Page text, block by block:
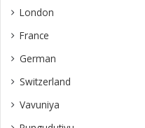
London
France
German
Switzerland
Vavuniya